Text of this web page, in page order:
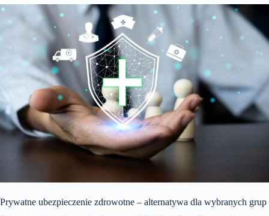
Prywatne ubezpieczenie zdrowotne – alternatywa dla wybranych grup